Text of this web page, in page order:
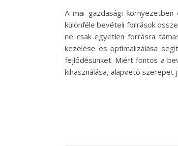
A mai gazdasági
különféle bevételi források
ne csak egyetlen forrásra
kezelése és optimalizálása
fejlődésünket. Miért fontos a
kihasználása, alapvető